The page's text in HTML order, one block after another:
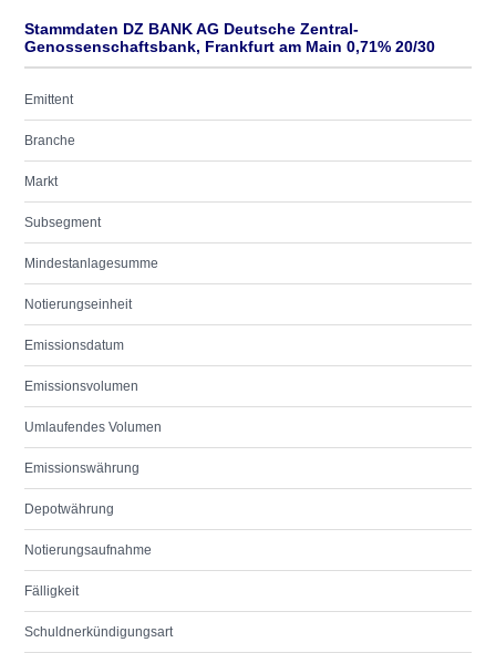
Stammdaten DZ BANK AG Deutsche Zentral-
Genossenschaftsbank, Frankfurt am Main 0,71% 20/30
Emittent
Branche
Markt
Subsegment
Mindestanlagesumme
Notierungseinheit
Emissionsdatum
Emissionsvolumen
Umlaufendes Volumen
Emissionswährung
Depotwährung
Notierungsaufnahme
Fälligkeit
Schuldnerkündigungsart